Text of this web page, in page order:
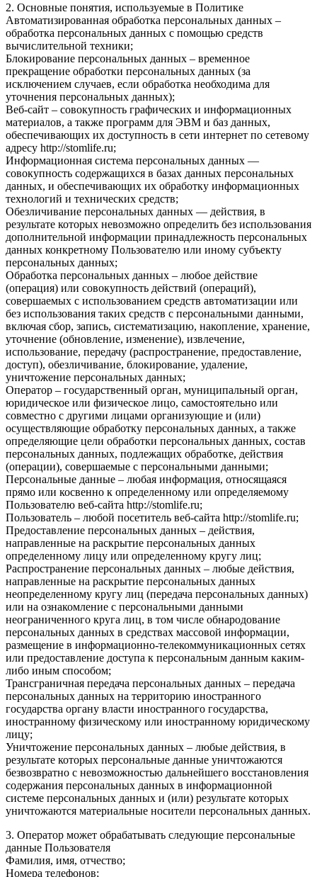
2. Основные понятия, используемые в Политике
Автоматизированная обработка персональных данных –
обработка персональных данных с помощью средств
вычислительной техники;
Блокирование персональных данных – временное
прекращение обработки персональных данных (за
исключением случаев, если обработка необходима для
уточнения персональных данных);
Веб-сайт – совокупность графических и информационных
материалов, а также программ для ЭВМ и баз данных,
обеспечивающих их доступность в сети интернет по сетевому
адресу http://stomlife.ru;
Информационная система персональных данных —
совокупность содержащихся в базах данных персональных
данных, и обеспечивающих их обработку информационных
технологий и технических средств;
Обезличивание персональных данных — действия, в
результате которых невозможно определить без использования
дополнительной информации принадлежность персональных
данных конкретному Пользователю или иному субъекту
персональных данных;
Обработка персональных данных – любое действие
(операция) или совокупность действий (операций),
совершаемых с использованием средств автоматизации или
без использования таких средств с персональными данными,
включая сбор, запись, систематизацию, накопление, хранение,
уточнение (обновление, изменение), извлечение,
использование, передачу (распространение, предоставление,
доступ), обезличивание, блокирование, удаление,
уничтожение персональных данных;
Оператор – государственный орган, муниципальный орган,
юридическое или физическое лицо, самостоятельно или
совместно с другими лицами организующие и (или)
осуществляющие обработку персональных данных, а также
определяющие цели обработки персональных данных, состав
персональных данных, подлежащих обработке, действия
(операции), совершаемые с персональными данными;
Персональные данные – любая информация, относящаяся
прямо или косвенно к определенному или определяемому
Пользователю веб-сайта http://stomlife.ru;
Пользователь – любой посетитель веб-сайта http://stomlife.ru;
Предоставление персональных данных – действия,
направленные на раскрытие персональных данных
определенному лицу или определенному кругу лиц;
Распространение персональных данных – любые действия,
направленные на раскрытие персональных данных
неопределенному кругу лиц (передача персональных данных)
или на ознакомление с персональными данными
неограниченного круга лиц, в том числе обнародование
персональных данных в средствах массовой информации,
размещение в информационно-телекоммуникационных сетях
или предоставление доступа к персональным данным каким-
либо иным способом;
Трансграничная передача персональных данных – передача
персональных данных на территорию иностранного
государства органу власти иностранного государства,
иностранному физическому или иностранному юридическому
лицу;
Уничтожение персональных данных – любые действия, в
результате которых персональные данные уничтожаются
безвозвратно с невозможностью дальнейшего восстановления
содержания персональных данных в информационной
системе персональных данных и (или) результате которых
уничтожаются материальные носители персональных данных.
3. Оператор может обрабатывать следующие персональные
данные Пользователя
Фамилия, имя, отчество;
Номера телефонов;